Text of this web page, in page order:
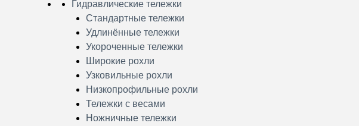
Гидравлические тележки
Стандартные тележки
Удлинённые тележки
Укороченные тележки
Широкие рохли
Узковильные рохли
Низкопрофильные рохли
Тележки с весами
Ножничные тележки